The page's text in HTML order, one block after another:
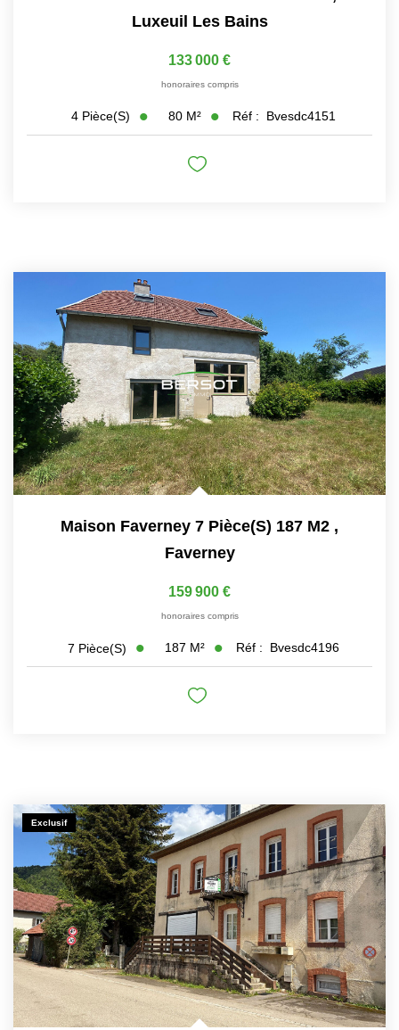
Luxeuil Les Bains
133 000 €
honoraires compris
4 Pièce(s) 80 M² Réf : Bvesdc4151
Maison Faverney 7 Pièce(s) 187 M2 ,
Faverney
159 900 €
honoraires compris
7 Pièce(s) 187 M² Réf : Bvesdc4196
Exclusif